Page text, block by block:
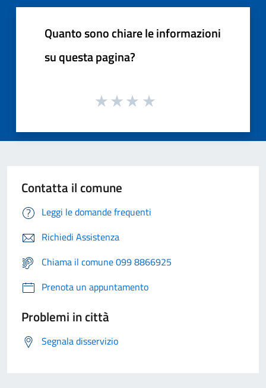
Quanto sono chiare le informazioni
su questa pagina?
Contatta il comune
Leggi le domande frequenti
Richiedi Assistenza
Chiama il comune 099 8866925
Prenota un appuntamento
Problemi in città
Segnala disservizio